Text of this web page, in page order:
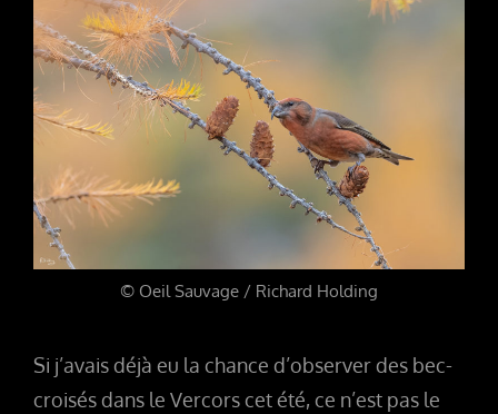
© Oeil Sauvage / Richard Holding
Si j’avais déjà eu la chance d’observer des bec-
croisés dans le Vercors cet été, ce n’est pas le